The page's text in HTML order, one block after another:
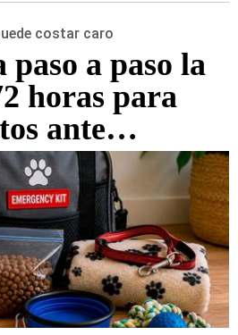
costar caro
paso a paso la
horas para
ante
natural